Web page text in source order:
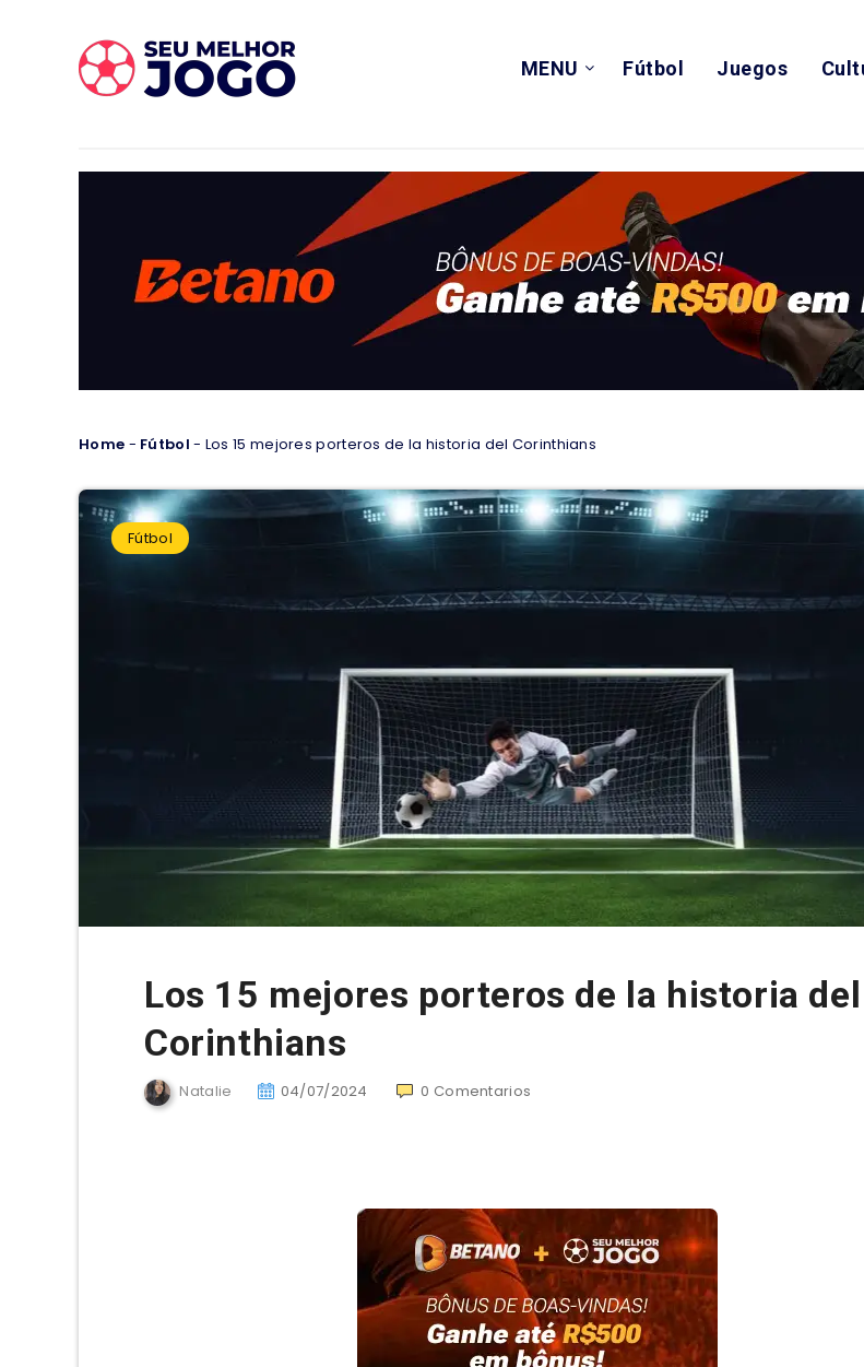
MENU Fútbol Juegos
Home - Fútbol - Los 15 mejores porteros de la historia del Corinthians
Fútbol
Los 15 mejores porteros de la historia del
Corinthians
Natalie 04/07/2024 0 Comentarios